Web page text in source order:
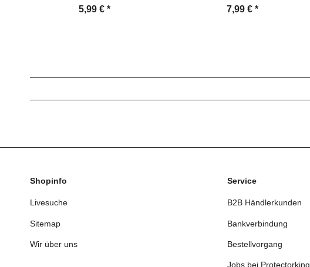
HD ULTRA KLAR
5,99 € *
Displayschutzfolie Folie MATT
7,99 € *
Shopinfo
Livesuche
Sitemap
Wir über uns
Service
B2B Händlerkunden
Bankverbindung
Bestellvorgang
Jobs bei Protectorking